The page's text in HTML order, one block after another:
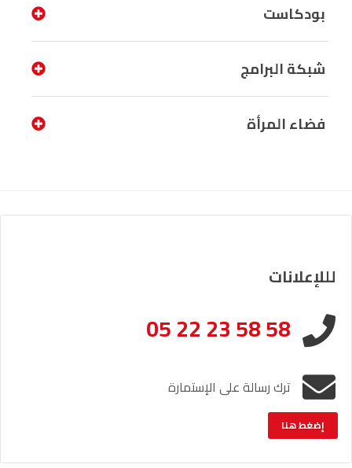
بودكاست
شبكة البرامج
فضاء المرأة
لللإعلانات
05 22 23 58 58
ترك رسالة على الإستمارة
إضغط هنا